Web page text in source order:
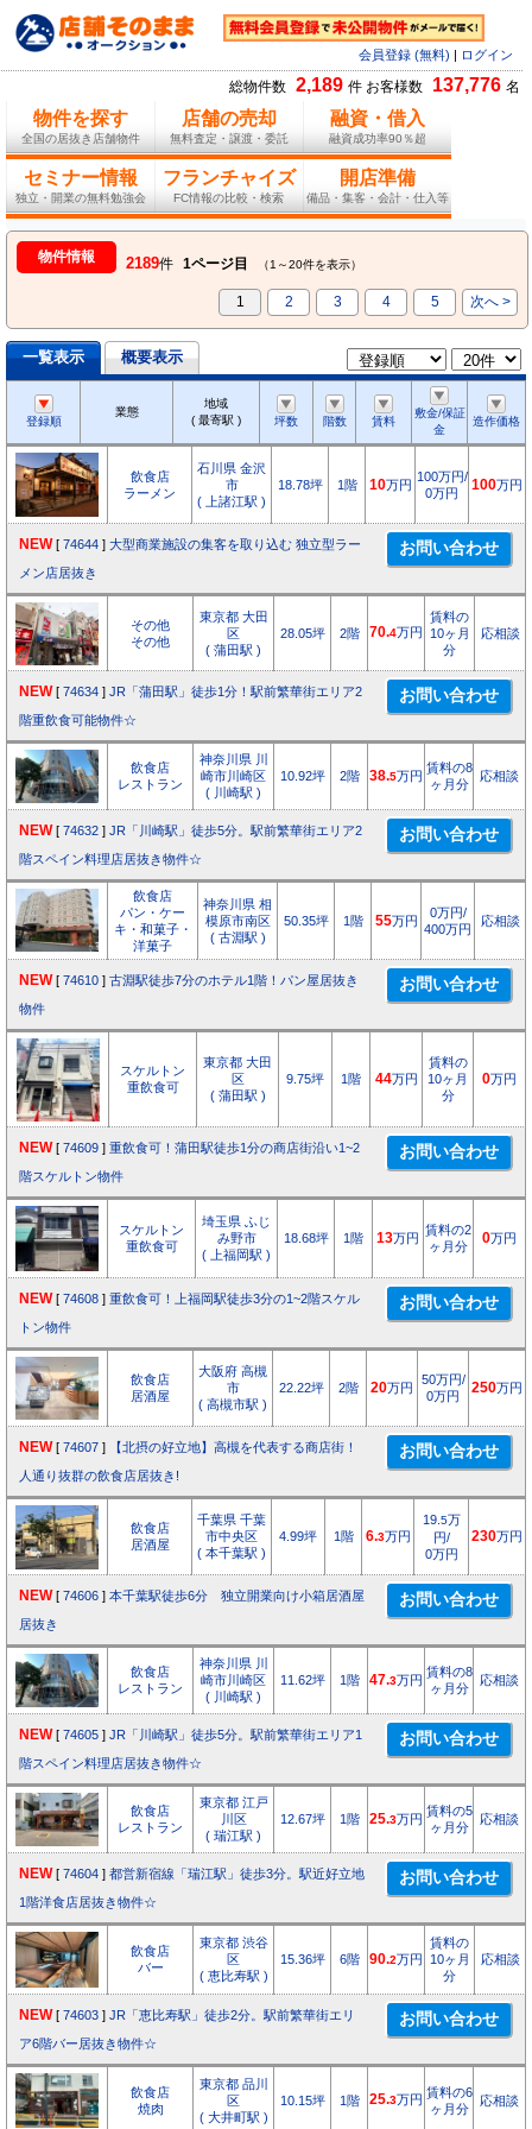
会員登録 (無料) ログイン
総物件数 2,189 件 お客様数 137,776 名
物件を探す
全国の居抜き店舗物件
店舗の売却
無料査定・譲渡・委託
融資・借入
融資成功率90％超
セミナー情報
独立・開業の無料勉強会
フランチャイズ
FC情報の比較・検索
開店準備
備品・集客・会計・仕入等
物件情報 2189件 1ページ目 （1～20件を表示）
1 2 3 4 5 次へ >
一覧表示 概要表示
登録順
業態
地域
( 最寄駅 )
坪数 階数 賃料
敷金/保証
金
造作価格
飲食店
ラーメン
石川県 金沢
市
( 上諸江駅 )
18.78坪 1階 10万円
100万円/
0万円
100万円
NEW [ 74644 ] 大型商業施設の集客を取り込む 独立型ラー
メン店居抜き
その他
その他
東京都 大田
区
( 蒲田駅 )
28.05坪 2階 70.4万円
賃料の
10ヶ月
分
応相談
NEW [ 74634 ] JR「蒲田駅」徒歩1分！駅前繁華街エリア2
階重飲食可能物件☆
飲食店
レストラン
神奈川県 川
崎市川崎区
( 川崎駅 )
10.92坪 2階 38.5万円
賃料の8
ヶ月分
応相談
NEW [ 74632 ] JR「川崎駅」徒歩5分。駅前繁華街エリア2
階スペイン料理店居抜き物件☆
飲食店
パン・ケー
キ・和菓子・
洋菓子
神奈川県 相
模原市南区
( 古淵駅 )
50.35坪 1階 55万円
0万円/
400万円
応相談
NEW [ 74610 ] 古淵駅徒歩7分のホテル1階！パン屋居抜き
物件
スケルトン
重飲食可
東京都 大田
区
( 蒲田駅 )
9.75坪 1階 44万円
賃料の
10ヶ月
分
0万円
NEW [ 74609 ] 重飲食可！蒲田駅徒歩1分の商店街沿い1~2
階スケルトン物件
スケルトン
重飲食可
埼玉県 ふじ
み野市
( 上福岡駅 )
18.68坪 1階 13万円
賃料の2
ヶ月分
0万円
NEW [ 74608 ] 重飲食可！上福岡駅徒歩3分の1~2階スケル
トン物件
飲食店
居酒屋
大阪府 高槻
市
( 高槻市駅 )
22.22坪 2階 20万円
50万円/
0万円
250万円
NEW [ 74607 ]
【北摂の好立地】高槻を代表する商店街！
人通り抜群の飲食店居抜き!
飲食店
居酒屋
千葉県 千葉
市中央区
( 本千葉駅 )
4.99坪 1階 6.3万円
19.5万
円/
0万円
230万円
NEW [ 74606 ] 本千葉駅徒歩6分 独立開業向け小箱居酒屋
居抜き
飲食店
レストラン
神奈川県 川
崎市川崎区
( 川崎駅 )
11.62坪 1階 47.3万円
賃料の8
ヶ月分
応相談
NEW [ 74605 ] JR「川崎駅」徒歩5分。駅前繁華街エリア1
階スペイン料理店居抜き物件☆
飲食店
レストラン
東京都 江戸
川区
( 瑞江駅 )
12.67坪 1階 25.3万円
賃料の5
ヶ月分
応相談
NEW [ 74604 ] 都営新宿線「瑞江駅」徒歩3分。駅近好立地
1階洋食店居抜き物件☆
飲食店
バー
東京都 渋谷
区
( 恵比寿駅 )
15.36坪 6階 90.2万円
賃料の
10ヶ月
分
応相談
NEW [ 74603 ] JR「恵比寿駅」徒歩2分。駅前繁華街エリ
ア6階バー居抜き物件☆
飲食店
焼肉
東京都 品川
区
( 大井町駅 )
10.15坪 1階 25.3万円 賃料の6
ヶ月分
応相談